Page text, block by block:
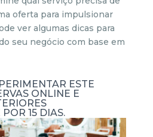
oferta para impulsionar
ver algumas dicas para
seu negócio com base em
ESTE
ONLINE E
15 DIAS.